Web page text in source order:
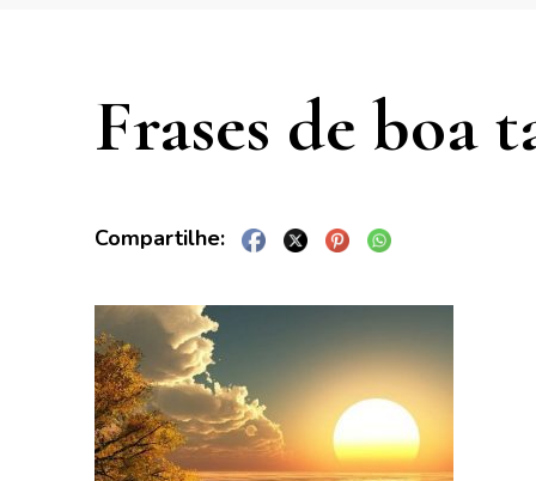
Frases de boa